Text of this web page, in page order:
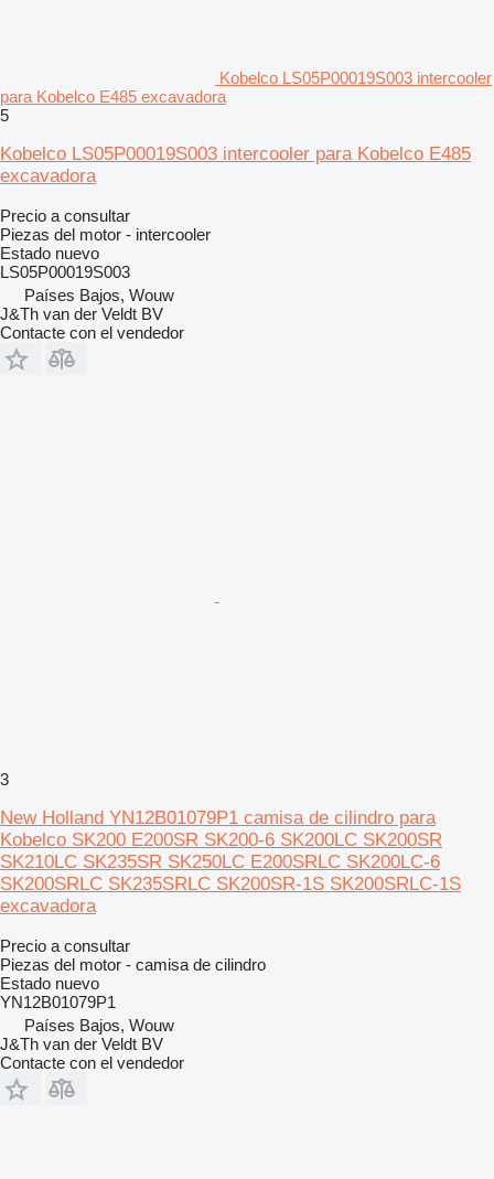
Kobelco LS05P00019S003 intercooler
para Kobelco E485 excavadora
5
Kobelco LS05P00019S003 intercooler para Kobelco E485
excavadora
Precio a consultar
Piezas del motor - intercooler
Estado nuevo
LS05P00019S003
Países Bajos, Wouw
J&Th van der Veldt BV
Contacte con el vendedor
3
New Holland YN12B01079P1 camisa de cilindro para
Kobelco SK200 E200SR SK200-6 SK200LC SK200SR
SK210LC SK235SR SK250LC E200SRLC SK200LC-6
SK200SRLC SK235SRLC SK200SR-1S SK200SRLC-1S
excavadora
Precio a consultar
Piezas del motor - camisa de cilindro
Estado nuevo
YN12B01079P1
Países Bajos, Wouw
J&Th van der Veldt BV
Contacte con el vendedor